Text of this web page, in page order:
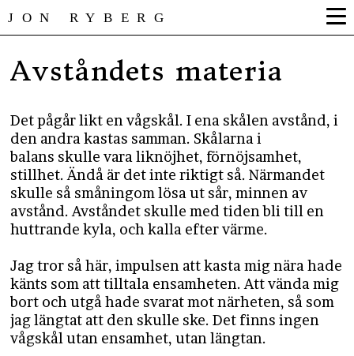
JON RYBERG
Avståndets materia
Det pågår likt en vågskål. I ena skålen avstånd, i
den andra kastas samman. Skålarna i
balans skulle vara liknöjhet, förnöjsamhet,
stillhet. Ändå är det inte riktigt så. Närmandet
skulle så småningom lösa ut sår, minnen av
avstånd. Avståndet skulle med tiden bli till en
huttrande kyla, och kalla efter värme.
Jag tror så här, impulsen att kasta mig nära hade
känts som att tilltala ensamheten. Att vända mig
bort och utgå hade svarat mot närheten, så som
jag längtat att den skulle ske. Det finns ingen
vågskål utan ensamhet, utan längtan.